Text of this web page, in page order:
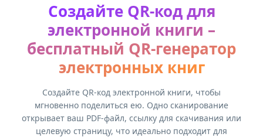
Создайте QR-код для
электронной книги –
бесплатный QR-генератор
электронных книг
Создайте QR-код электронной книги, чтобы
мгновенно поделиться ею. Одно сканирование
открывает ваш PDF-файл, ссылку для скачивания или
целевую страницу, что идеально подходит для